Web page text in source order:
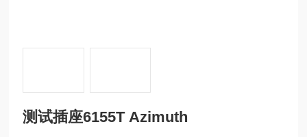
测试插座6155T Azimuth